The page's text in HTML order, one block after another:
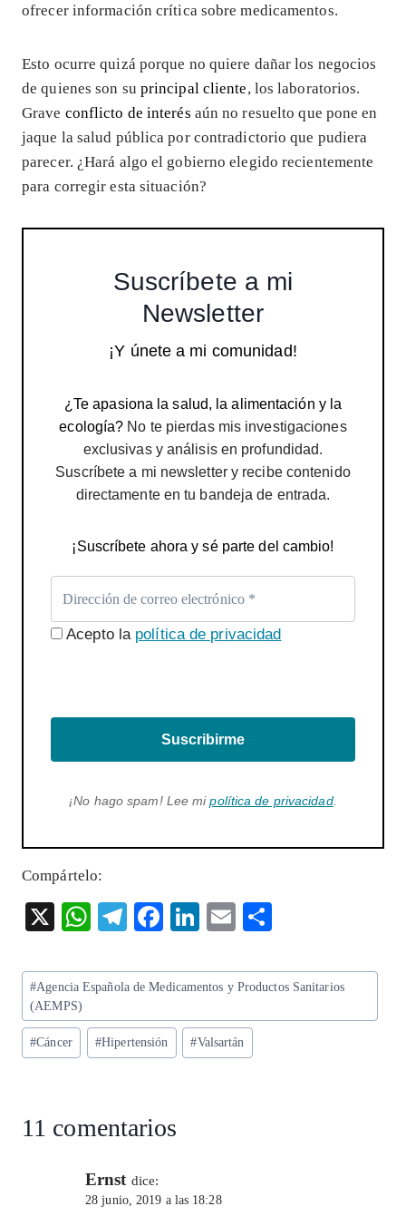
ofrecer información crítica sobre medicamentos.
Esto ocurre quizá porque no quiere dañar los negocios
de quienes son su principal cliente, los laboratorios.
Grave conflicto de interés aún no resuelto que pone en
jaque la salud pública por contradictorio que pudiera
parecer. ¿Hará algo el gobierno elegido recientemente
para corregir esta situación?
Suscríbete a mi
Newsletter
¡Y únete a mi comunidad!
¿Te apasiona la salud, la alimentación y la
ecología? No te pierdas mis investigaciones
exclusivas y análisis en profundidad.
Suscríbete a mi newsletter y recibe contenido
directamente en tu bandeja de entrada.
¡Suscríbete ahora y sé parte del cambio!
Acepto la política de privacidad
Suscribirme
¡No hago spam! Lee mipolítica de privacidad.
Compártelo:
X
W
ts
A
p
p
T
eg
m
F
eb
o
k
Li
ke
n
E
ai re
Etiquetas
de
la
entrada:
#Agencia Española de Medicamentos y Productos Sanitarios
(AEMPS)
#Cáncer #Hipertensión #Valsartán
11 comentarios
Ernst dice:
28 junio, 2019 a las 18:28